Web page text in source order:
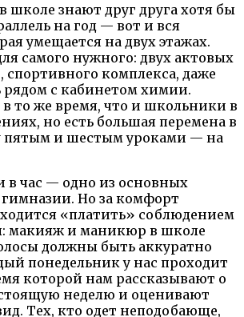
школе знают друг друга хотя бы
на год — вот и вся
умещается на двух этажах.
самого нужного: двух актовых
спортивного комплекса, даже
с кабинетом химии.
в то же время, что и школьники в
но есть большая перемена в
пятым и шестым уроками — на
в час — одно из основных
Но за комфорт
«платить» соблюдением
макияж и маникюр в школе
должны быть аккуратно
понедельник у нас проходит
которой нам рассказывают о
неделю и оценивают
Тех, кто одет неподобающе,